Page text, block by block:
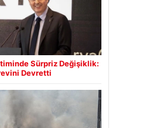
Sürpriz Değişiklik:
Devretti